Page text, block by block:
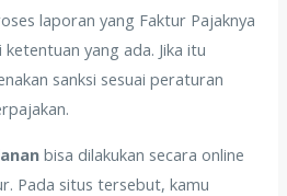
laporan yang Faktur Pajaknya
yang ada. Jika itu
sanksi sesuai peraturan
bisa dilakukan secara online
Pada situs tersebut, kamu